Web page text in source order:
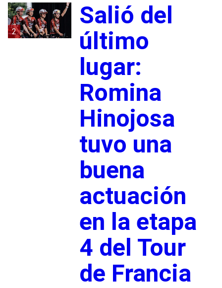
2
Salió del
último
lugar:
Romina
Hinojosa
tuvo una
buena
actuación
en la etapa
4 del Tour
de Francia